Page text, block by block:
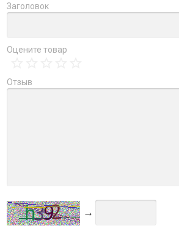
Заголовок
Оцените товар
Отзыв
→